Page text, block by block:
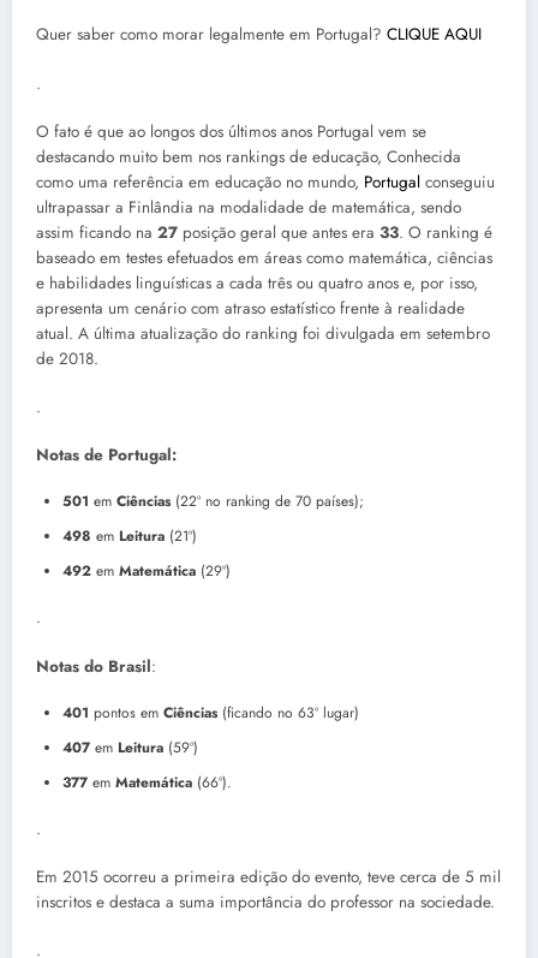
Quer saber como morar legalmente em Portugal? CLIQUE AQUI
.
O fato é que ao longos dos últimos anos Portugal vem se
destacando muito bem nos rankings de educação, Conhecida
como uma referência em educação no mundo, Portugal conseguiu
ultrapassar a Finlândia na modalidade de matemática, sendo
assim ficando na 27 posição geral que antes era 33. O ranking é
baseado em testes efetuados em áreas como matemática, ciências
e habilidades linguísticas a cada três ou quatro anos e, por isso,
apresenta um cenário com atraso estatístico frente à realidade
atual. A última atualização do ranking foi divulgada em setembro
de 2018.
.
Notas de Portugal:
501 em Ciências(22º no ranking de 70 países);
498 em Leitura (21º)
492 em Matemática (29º)
.
Notas do Brasil:
401 pontos em Ciências(ficando no 63º lugar)
407 em Leitura (59º)
377 em Matemática (66º).
.
Em 2015 ocorreu a primeira edição do evento, teve cerca de 5 mil
inscritos e destaca a suma importância do professor na sociedade.
.